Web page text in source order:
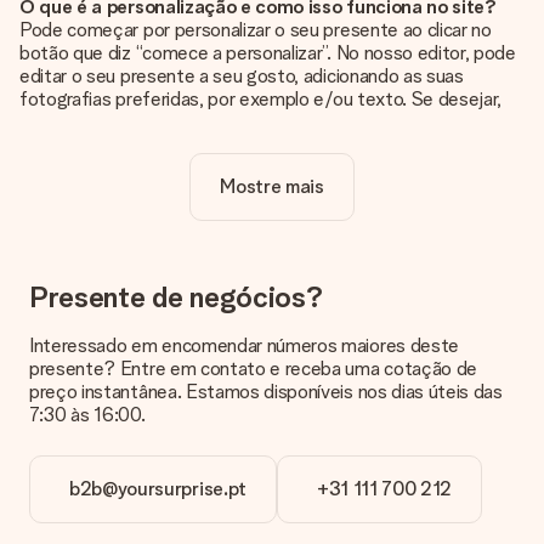
O que é a personalização e como isso funciona no site?
Pode começar por personalizar o seu presente ao clicar no
botão que diz “comece a personalizar”. No nosso editor, pode
editar o seu presente a seu gosto, adicionando as suas
fotografias preferidas, por exemplo e/ou texto. Se desejar,
A personalização está incluída no preço?
Sim, o preço apresentado no site já inclui a personalização do
Queremos ter a certeza de que estás completamente
satisfeito com o teu presente. Por isso, é importante que
sobre a qualidade da tua imagem, contacta a nossa equipa de
apoio ao cliente e inclui a tua fotografia juntamente com o
presente que estás interessado em encomendar. Eles podem
então verificar a qualidade para ti!
Em que formatos posso enviar as minhas fotografias?
Pode enviar as suas fotografias em formato JPG e PNG. Se
não sabe o formato do seu arquivo ou pretende utilizar uma
Mostre mais
Presente de negócios?
Interessado em encomendar números maiores deste
presente? Entre em contato e receba uma cotação de
preço instantânea. Estamos disponíveis nos dias úteis das
7:30 às 16:00.
b2b@yoursurprise.pt +31 111 700 212